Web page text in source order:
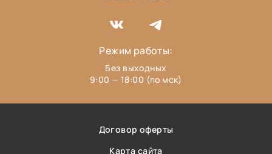
Договор оферты
Карта сайта
Режим работы:
Без выходных
9:00 — 18:00 (по мск)